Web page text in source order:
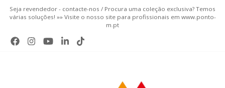
Seja revendedor - contacte-nos / Procura uma coleção exclusiva? Temos
várias soluções! »» Visite o nosso site para profissionais em www.ponto-
m.pt